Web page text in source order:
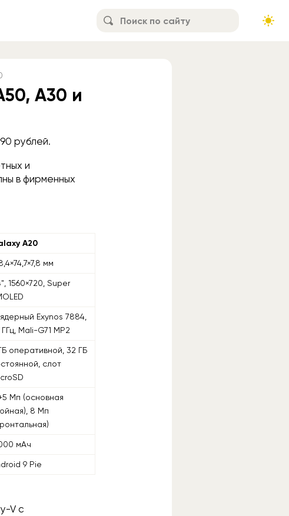
A30 и
рублей.
и
в фирменных
A20
мм
1560×720, Super
Exynos 7884,
ГГц, Mali-G71 MP2
оперативной, 32 ГБ
слот
Мп (основная
8 Мп
мАч
9 Pie
V с